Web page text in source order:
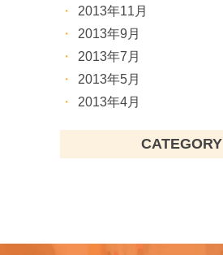
2013年11月
2013年9月
2013年7月
2013年5月
2013年4月
CATEGORY